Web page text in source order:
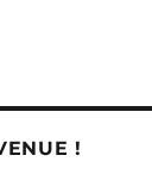
!